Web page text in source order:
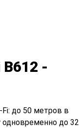
B612 -
до 50 метров в
до 32